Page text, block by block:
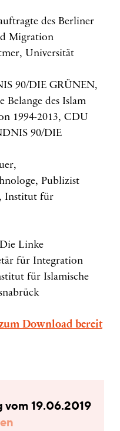
des Berliner
Migration
Universität
90/DIE GRÜNEN,
des Islam
1994-2013, CDU
90/DIE
Publizist
Institut für
Linke
für Integration
für Islamische
Download bereit
19.06.2019